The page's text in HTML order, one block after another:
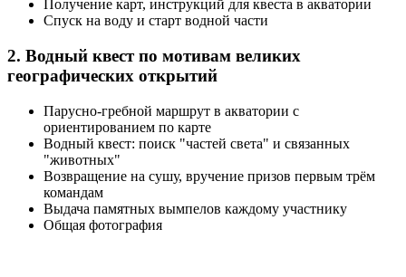
Получение карт, инструкций для квеста в акватории
Спуск на воду и старт водной части
2. Водный квест по мотивам великих
географических открытий
Парусно-гребной маршрут в акватории с
ориентированием по карте
Водный квест: поиск "частей света" и связанных
"животных"
Возвращение на сушу, вручение призов первым трём
командам
Выдача памятных вымпелов каждому участнику
Общая фотография